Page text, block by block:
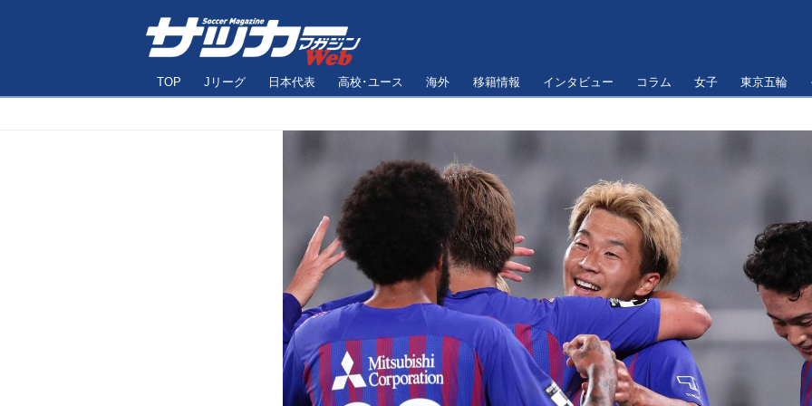
TOP Jリーグ 日本代表 高校･ユース 海外 移籍情報 インタビュー コラム 女子 東京五輪